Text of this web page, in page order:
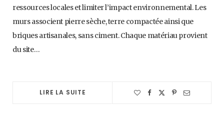
ressources locales et limiter l’impact environnemental. Les
murs associent pierre sèche, terre compactée ainsi que
briques artisanales, sans ciment. Chaque matériau provient
du site…
LIRE LA SUITE